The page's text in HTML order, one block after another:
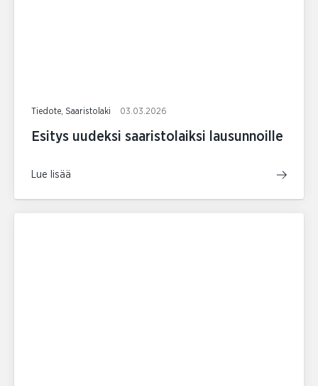
Tiedote, Saaristolaki 03.03.2026
Esitys uudeksi saaristolaiksi lausunnoille
Lue lisää